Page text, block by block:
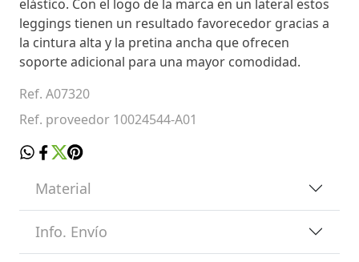
elástico. Con el logo de la marca en un lateral estos
leggings tienen un resultado favorecedor gracias a
la cintura alta y la pretina ancha que ofrecen
soporte adicional para una mayor comodidad.
Ref. A07320
Ref. proveedor 10024544-A01
Material
Info. Envío